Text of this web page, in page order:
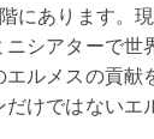
にあります。
シアターで世
ルメスの貢献
けではないエ